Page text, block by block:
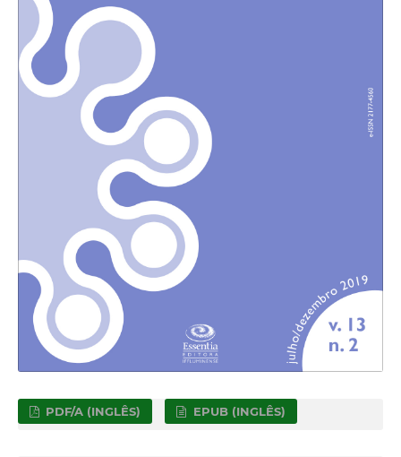
PDF/A (INGLÊS) EPUB (INGLÊS)